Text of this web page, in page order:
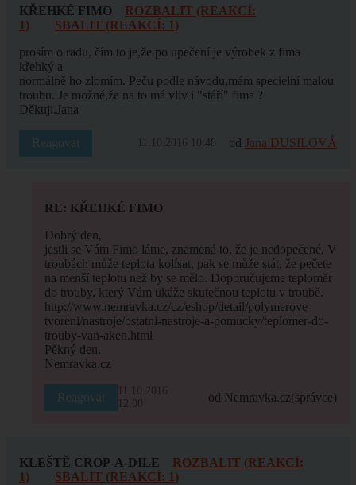
KŘEHKÉ FIMO
ROZBALIT (REAKCÍ:
1)
SBALIT (REAKCÍ: 1)
prosím o radu, čím to je,že po upečení je výrobek z fima
křehký a
normálně ho zlomím. Peču podle návodu,mám specielní malou
troubu. Je možné,že na to má vliv i "stáří" fima ?
Děkuji.Jana
Reagovat 11.10.2016 10:48 od Jana DUSILOVÁ
RE: KŘEHKÉ FIMO
Dobrý den,
jestli se Vám Fimo láme, znamená to, že je nedopečené. V
troubách může teplota kolísat, pak se může stát, že pečete
na menší teplotu než by se mělo. Doporučujeme teploměr
do trouby, který Vám ukáže skutečnou teplotu v troubě.
http://www.nemravka.cz/cz/eshop/detail/polymerove-
tvoreni/nastroje/ostatni-nastroje-a-pomucky/teplomer-do-
trouby-van-aken.html
Pěkný den,
Nemravka.cz
Reagovat
11.10.2016
12:00
od Nemravka.cz(správce)
KLEŠTĚ CROP-A-DILE
ROZBALIT (REAKCÍ:
1)
SBALIT (REAKCÍ: 1)